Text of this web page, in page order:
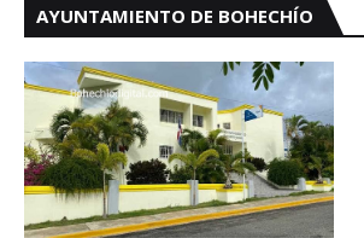
AYUNTAMIENTO DE BOHECHÍO